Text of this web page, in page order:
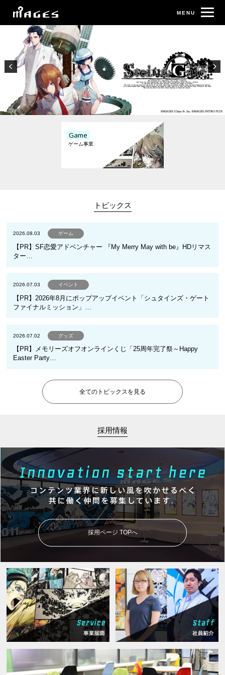
Game
トピックス
2026.08.03 ゲーム
【PR】SF恋愛アドベンチャー 『My Merry May with be』HDリマス
ター…
2026.07.03 イベント
【PR】2026年8月にポップアップイベント「シュタインズ・ゲート
ファイナルミッション」…
2026.07.02 グッズ
【PR】メモリーズオフオンラインくじ「25周年完了祭～Happy
Easter Party…
全てのトピックスを見る
採用情報
採用ページ TOPへ